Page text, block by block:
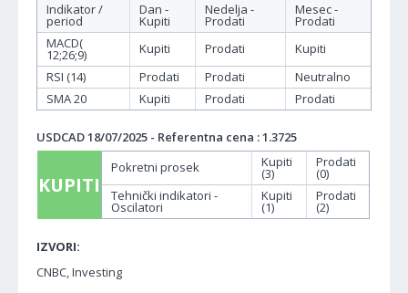
Indikator /
period
Dan -
Kupiti
Nedelja -
Prodati
Mesec -
Prodati
MACD(
12;26;9) Kupiti Prodati
Kupiti
RSI (14)
Prodati Prodati
Neutralno
SMA 20
Kupiti Prodati Prodati
USDCAD 18/07/2025 - Referentna cena : 1.3725
KUPITI
Pokretni prosek Kupiti
(3)
Prodati
(0)
Tehnički indikatori -
Oscilatori
Kupiti
(1)
Prodati
(2)
IZVORI:
CNBC, Investing